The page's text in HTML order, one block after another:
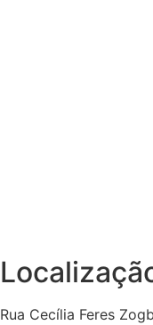
Rua Cecília Feres